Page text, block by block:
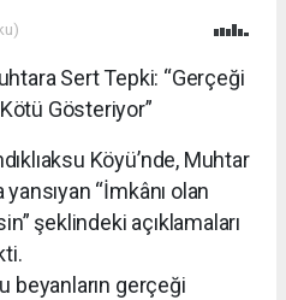
Sert Tepki: “Gerçeği
Gösteriyor”
Köyü’nde, Muhtar
yansıyan “İmkânı olan
şeklindeki açıklamaları
beyanların gerçeği